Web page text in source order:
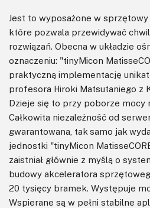
Jest to wyposażone w
które pozwala przewidywać
rozwiązań. Obecna w układzie
oznaczeniu: "tinyMicon
praktyczną implementację
profesora Hiroki Matsutaniego z
Dzieje się to przy poborze mocy
Całkowita niezależność od
gwarantowana, tak samo jak
jednostki "tinyMicon
zaistniał głównie z myślą o
budowy akceleratora
20 tysięcy bramek. Występuje
Wspierane są w pełni stabilne